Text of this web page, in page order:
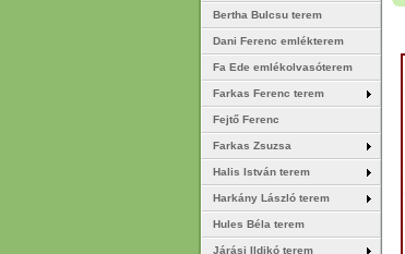
Bertha Bulcsu terem
Dani Ferenc emlékterem
Fa Ede emlékolvasóterem
Farkas Ferenc terem
Fejtő Ferenc
Farkas Zsuzsa
Halis István terem
Harkány László terem
Hules Béla terem
Járási Ildikó terem